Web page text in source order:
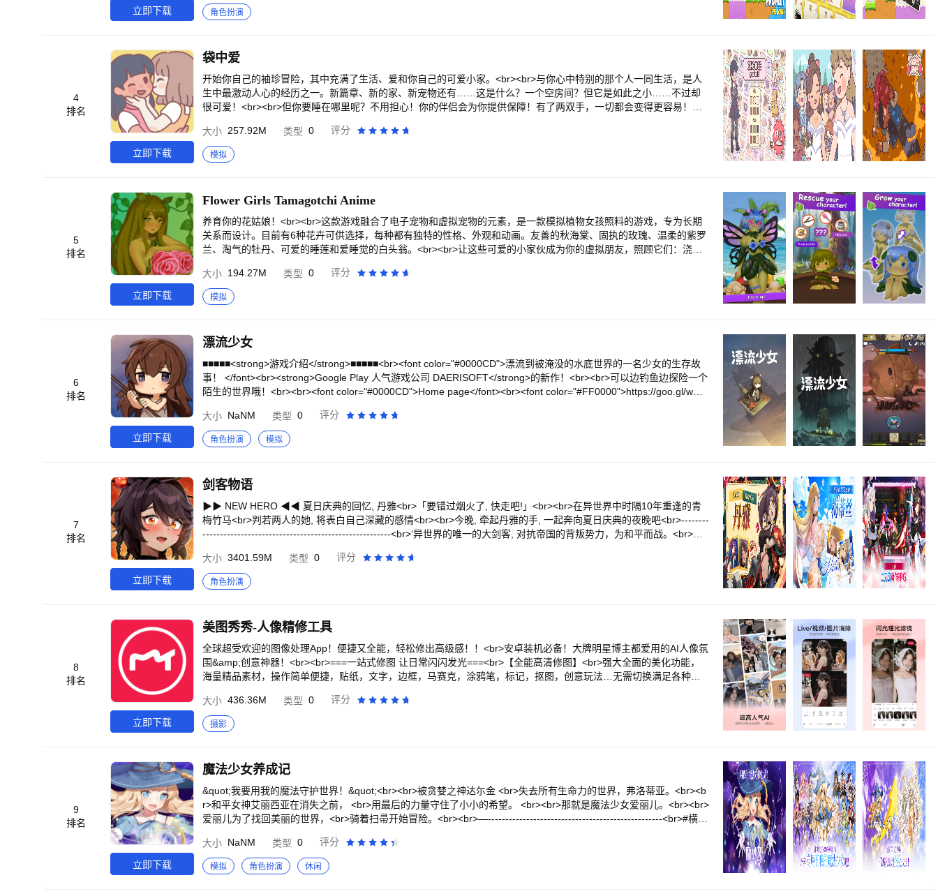
立即下载
有自己的背景故事和独特技能。每个女孩的性格都独一无二，你需要关注她们的兴趣爱好并进行装扮，这也能提升她
们的战斗力。<br><br><b>★使用不同的阵型部署女孩，发挥她们的优势★</b><br>在战斗中，胜利的关键在于优化
响。你的目标是找出当前战斗的最佳策略。<br><br><b>★丰富的游戏功能等你探索★</b><br>各种功能等你探索：
顶层、问答、挑战、Boss战等等。所有这些功能都将帮助你成为校园里的No.1。你可以在许多地方获得女孩：市场、
女孩商店、报名等等。参加更多活动也是让你的女孩魅力四射的最佳方式！<br><br><b>★与世界各地的玩家一起征服
校园！★</b><br>加入联盟，挑战好友，与所有玩家对战！赢得最终决战，登顶排行榜！<br>与世界各地的玩家交朋
友！在游戏中挑战世界Boss，试试你的运气！<br><br>────────────────<br>访问《Girls X Battle 2》官方Fa
────<br>最新活动及攻略，请点击下方链接↓<br>☞官方Facebook页面：https://www.facebook.com/en.gxb2/<br>
☞《Girls X Battle 2》官方邮箱：girls2@carolgames.com<br>我们的开发团队将感谢每一位尝试《Girls X Battle 2》
的玩家，感谢您的支持！
角色扮演
4
排名
立即下载
袋中爱
开始你自己的袖珍冒险，其中充满了生活、爱和你自己的可爱小家。<br><br>与你心中特别的那个人一同生活，是人
生中最激动人心的经历之一。新篇章、新的家、新宠物还有……这是什么？一个空房间？但它是如此之小……不过却
很可爱！<br><br>但你要睡在哪里呢？不用担心！你的伴侣会为你提供保障！有了两双手，一切都会变得更容易！再
可以随心所欲地定制，或者从我们许多精心策划的家具套装中挑选。选项是无限的！<br><br>体验爱情，让你的相册
里充满可爱的瞬间！与有趣的邻居打交道，用最舒适的床和各种玩具呵护你的宠物，像一对可爱的情侣一样度过日常
生活！
大小 257.92M 类型 0 评分
模拟
5
排名
立即下载
Flower Girls Tamagotchi Anime
养育你的花姑娘！<br><br>这款游戏融合了电子宠物和虚拟宠物的元素，是一款模拟植物女孩照料的游戏，专为长期
关系而设计。目前有6种花卉可供选择，每种都有独特的性格、外观和动画。友善的秋海棠、固执的玫瑰、温柔的紫罗
兰、淘气的牡丹、可爱的睡莲和爱睡觉的白头翁。<br><br>让这些可爱的小家伙成为你的虚拟朋友，照顾它们：浇
乐，这意味着它生长得更快。<br><br>花朵有三个成长阶段——幼年、青年和成熟。（商店有一种特殊药水，可以在
任何你喜欢的阶段停止生长。）<br><br>边玩游戏边玩！迷你游戏：蘑菇林地、魔法卡牌、蜗牛弗雷迪、晨露、荆棘
沙漠和打地鼠。<br><br>用各种装饰品装饰花盆，并为花朵戴上漂亮的帽子。许多装饰品都配有动画和音效。<br><br
意见。如果您有任何改进游戏的想法，请在应用程序评论区或我们的社交网络上与我们分享。
大小 194.27M 类型 0 评分
模拟
6
排名
立即下载
漂流少女
■■■■■<strong>游戏介绍</strong>■■■■■<br><font color="#0000CD">漂流到被淹没的水底世界的一名少女的生存故
事！ </font><br><strong>Google Play 人气游戏公司 DAERISOFT</strong>的新作！<br><br>可以边钓鱼边探险一个
陌生的世界哦！<br><br><font color="#0000CD">Home page</font><br><font color="#FF0000">https://goo.gl/wDv
s://twitter.com/daerisoft</font><br><br>■■■■■<strong>游戏特色</strong>■■■■■<br><br>■ 大学生独立开发团体 Tea
m Tapas的处女作！<br>继续关注我们持续更新的更多内容哦！<br><br>■ 跟其他玩家一起边玩边沟通！<br>-真的~
刚开始我也不敢相信呢？-<br><br>■ 今天开始玩的话，漂流到明天的神奇游戏！<br>-真的~我也是无意间开始的...哎-
的美丽游戏！<br>-真的~我可是第一次见这种鱼 哈哈哈-<br><br>钓鱼？RPG？Tab RPG类钓鱼游戏！<br>无限成长
收藏！<br>柔和的色彩和美术及音效让你的心中充满柔情!<br><br><strong>您的好评是我们前进的动力哦，么么哒^^
</strong>
大小 NaNM 类型 0 评分
角色扮演 模拟
7
排名
立即下载
剑客物语
▶▶ NEW HERO ◀◀ 夏日庆典的回忆, 丹雅<br>「要错过烟火了, 快走吧!」<br><br>在异世界中时隔10年重逢的青
梅竹马<br>判若两人的她, 将表白自己深藏的感情<br><br>今晚, 牵起丹雅的手, 一起奔向夏日庆典的夜晚吧<br>--------
------------------------------------------------------<br>‘异世界的唯一的大剑客, 对抗帝国的背叛势力，为和平而战。<br>集
不间断的动作RPG吧！<br><br>■ 快斩<br><br>• 华丽的技能动效带来的双倍的快感和趣味！<br>• 可放置享受的痛快
的动作RPG！<br>• 富有魅力的立绘与个性像素风的梦幻组合！<br> <br>■ 冒险与故事<br><br>• 招募女神作为同
伴，参与无尽的战斗并获得奖励！<br>• 越快通关，就可以获得越好的奖励！<br>• 通关每过10关就会开启的新故事，
r>• 募集角色越多，获得buff越多！完成角色图鉴吧！<br><br>■ 成长与装备<br><br>• 角色可通过 ‘升级’, ‘转世’, ‘超越’
变强！<br>• 穿上各种各样的时装，拥有更强的外形，当然还有能力值UP！<br>• 获得50多种武器和防具，通过‘强
化’和 ‘超越’后爆发吧！<br>• ‘超越石’内容开放! 现在去帮所有角色提升追加能力值与 ‘魔抗’吧!<br><br>■ 公会系统<br>
<br>• 和公会成员们一起对抗外部势力守护自己的领土吧！<br>• 通关公会副本，挑战更高等级的公会吧！
大小 3401.59M 类型 0 评分
角色扮演
8
排名
立即下载
美图秀秀-人像精修工具
全球超受欢迎的图像处理App！便捷又全能，轻松修出高级感！！<br>安卓装机必备！大牌明星博主都爱用的AI人像氛
围&amp;创意神器！<br><br>===一站式修图 让日常闪闪发光===<br>【全能高清修图】<br>强大全面的美化功能，
海量精品素材，操作简单便捷，贴纸，文字，边框，马赛克，涂鸦笔，标记，抠图，创意玩法…无需切换满足各种修
同框零距离。AI黑科技×人像美颜。超自然生成合影，还原真实互动感。合照不求人，一键get专属合拍！<br>【像素
级人像美容】<br>「肤色美白」智能焕白，热门肤色随心选，展现自信美丽！<br>「面部重塑」智能捏脸术，重塑五
官比例，雕琢立体美颜！<br>「面部丰盈」体验肌肤「零重力」，拥有丰盈上镜脸！<br>「瘦脸瘦身」保护背景，自
云塑自信形象，美丽从头开始～<br>「增高塑型」天鹅颈、直角肩、超模腿…让你从头美到脚～<br>【潮流美图配
方】<br>汇聚流行图片&amp;视频配方，网感氛围模板快速出片。Get热门趣味PO照趋势和创意玩法，就用好玩好看
的美图配方！ <br>【专业滤镜调色】<br>专业滤镜调色工具，支持光线调整、色调分离、HSL、曲线等细节精修，还
有中国潮色&amp;氛围感胶片等丰富滤镜风格，轻松应对人像，风景，美食，运动，萌物等不同场景。<br>【日常拼
图神器】<br>海量风格模板，照片视频都能拼~支持截图截屏智能拼接，横竖切换，无缝模式，自定义布局等灵活自由
色，胶片风格、电影质感、相机模拟.....适配多种场景，记录每个精彩瞬间，随时随地拍出大片！<br>【苹果模式】<b
r>还原美貌的高清原相机，效果真实自然，还能拍实况！随心切换iPhone热门拍照机型，支持打光效果调整，实现原
相机Live直出！<br>【萌拍贴纸】<br>动态AR，美妆滤镜、萌趣贴纸、ins潮流、互动游戏、AI变身、空间AR等海量
大小 436.36M 类型 0 评分
摄影
9
排名
立即下载
魔法少女养成记
&quot;我要用我的魔法守护世界！&quot;<br><br>被贪婪之神达尓金 <br>失去所有生命力的世界，弗洛蒂亚。<br><b
r>和平女神艾丽西亚在消失之前， <br>用最后的力量守住了小小的希望。 <br><br>那就是魔法少女爱丽儿。<br><br>
爱丽儿为了找回美丽的世界，<br>骑着扫帚开始冒险。<br><br>—--------------------------------------------------<br>#横向
~ <br>快节奏成长的等级&amp;关卡<br>领取24小时离线放置奖励吧！<br><br>■ 外形和魔法都是SSS级，专属于我
的魔法少女！<br>召唤16种魔法、各种法珠和服装，完成自己的组合！<br>穿着华丽服装的女仆、天使、兔女郎 <br>
使用广域魔法爽快的击退敌人吧！<br>通过性能/外形分离来DIY战斗，华丽的战斗让热趣加倍！<br><br>■ 超简单的
大小 NaNM 类型 0 评分
模拟 角色扮演 休闲